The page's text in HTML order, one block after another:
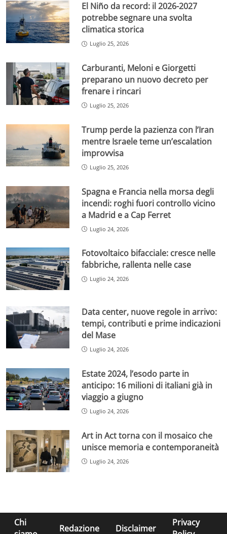
El Niño da record: il 2026-2027
potrebbe segnare una svolta
climatica storica
Luglio 25, 2026
Carburanti, Meloni e Giorgetti
preparano un nuovo decreto per
frenare i rincari
Luglio 25, 2026
Trump perde la pazienza con l’Iran
mentre Israele teme un’escalation
improvvisa
Luglio 25, 2026
Spagna e Francia nella morsa degli
incendi: roghi fuori controllo vicino
a Madrid e a Cap Ferret
Luglio 24, 2026
Fotovoltaico bifacciale: cresce nelle
fabbriche, rallenta nelle case
Luglio 24, 2026
Data center, nuove regole in arrivo:
tempi, contributi e prime indicazioni
del Mase
Luglio 24, 2026
Estate 2024, l’esodo parte in
anticipo: 16 milioni di italiani già in
viaggio a giugno
Luglio 24, 2026
Art in Act torna con il mosaico che
unisce memoria e contemporaneità
Luglio 24, 2026
Chi
Redazione Disclaimer
Privacy